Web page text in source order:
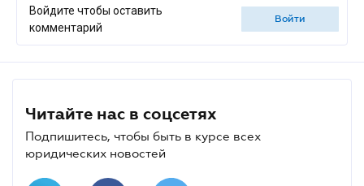
Войдите чтобы оставить
комментарий
войти
Читайте нас в соцсетях
Подпишитесь, чтобы быть в курсе всех
юридических новостей